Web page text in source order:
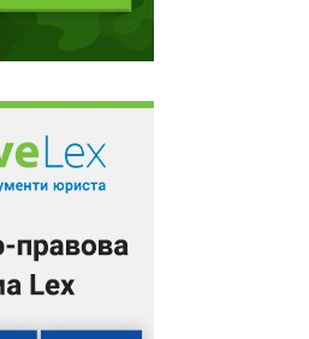
ЄДР, ПФУ, Дією та реєстром
Це вже не модель, де
рішення. Це модель, де
визнається лише настільки,
відображена у
базах.
юридична й економічна
бізнесу. Боротьба з
як така є легітимною
не в самому контролі,